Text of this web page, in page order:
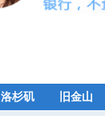
洛杉矶 旧金山